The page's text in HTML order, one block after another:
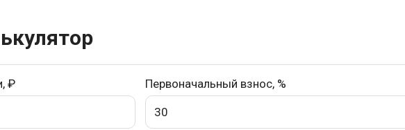
₽ Первоначальный взнос, %